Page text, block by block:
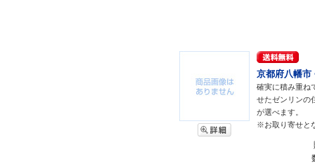
京都府八幡市
確実に積み重ね
せたゼンリンの
が選べます。
※お取り寄せと